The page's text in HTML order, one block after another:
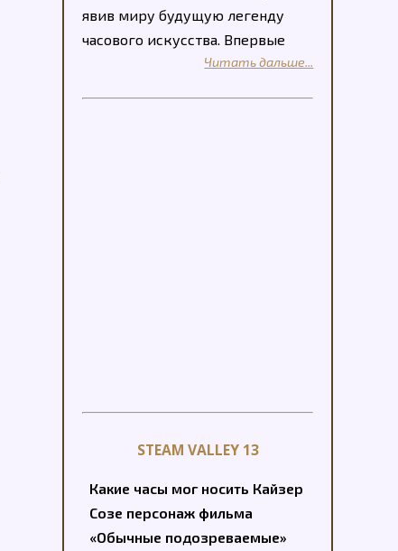
явив миру будущую легенду
часового искусства. Впервые
Читать дальше...
STEAM VALLEY 13
Какие часы мог носить Кайзер
Созе персонаж фильма
«Обычные подозреваемые»